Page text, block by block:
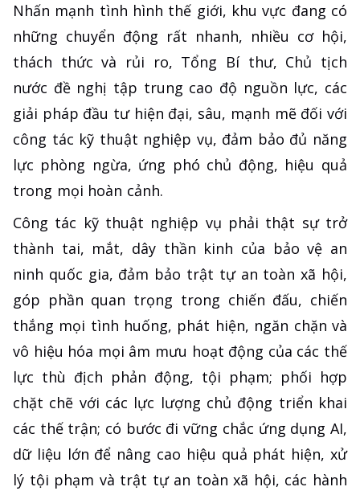
Nhấn mạnh tình hình thế giới, khu vực đang có
những chuyển động rất nhanh, nhiều cơ hội,
thách thức và rủi ro, Tổng Bí thư, Chủ tịch
nước đề nghị tập trung cao độ nguồn lực, các
giải pháp đầu tư hiện đại, sâu, mạnh mẽ đối với
công tác kỹ thuật nghiệp vụ, đảm bảo đủ năng
lực phòng ngừa, ứng phó chủ động, hiệu quả
trong mọi hoàn cảnh.
Công tác kỹ thuật nghiệp vụ phải thật sự trở
thành tai, mắt, dây thần kinh của bảo vệ an
ninh quốc gia, đảm bảo trật tự an toàn xã hội,
góp phần quan trọng trong chiến đấu, chiến
thắng mọi tình huống, phát hiện, ngăn chặn và
vô hiệu hóa mọi âm mưu hoạt động của các thế
lực thù địch phản động, tội phạm; phối hợp
chặt chẽ với các lực lượng chủ động triển khai
các thế trận; có bước đi vững chắc ứng dụng AI,
dữ liệu lớn để nâng cao hiệu quả phát hiện, xử
lý tội phạm và trật tự an toàn xã hội, các hành